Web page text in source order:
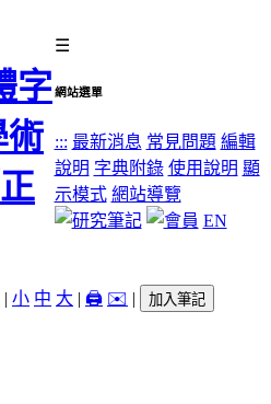
☰
網站選單
::: 最新消息 常見問題 編輯
說明 字典附錄 使用說明 顯
示模式 網站導覽
EN
| 小 中 大 | 🖨️ ✉️ | 加入筆記